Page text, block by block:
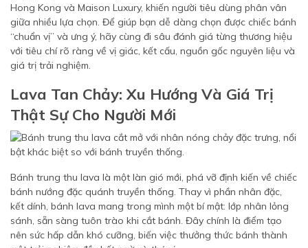
Hong Kong và Maison Luxury, khiến người tiêu dùng phân vân
giữa nhiều lựa chọn. Để giúp bạn dễ dàng chọn được chiếc bánh
“chuẩn vị” và ưng ý, hãy cùng đi sâu đánh giá từng thương hiệu
với tiêu chí rõ ràng về vị giác, kết cấu, nguồn gốc nguyên liệu và
giá trị trải nghiệm.
Lava Tan Chảy: Xu Hướng Và Giá Trị
Thật Sự Cho Người Mới
Bánh trung thu lava là một làn gió mới, phá vỡ định kiến về chiếc
bánh nướng đặc quánh truyền thống. Thay vì phần nhân đặc,
kết dính, bánh lava mang trong mình một bí mật: lớp nhân lỏng
sánh, sẵn sàng tuôn trào khi cắt bánh. Đây chính là điểm tạo
nên sức hấp dẫn khó cưỡng, biến việc thưởng thức bánh thành